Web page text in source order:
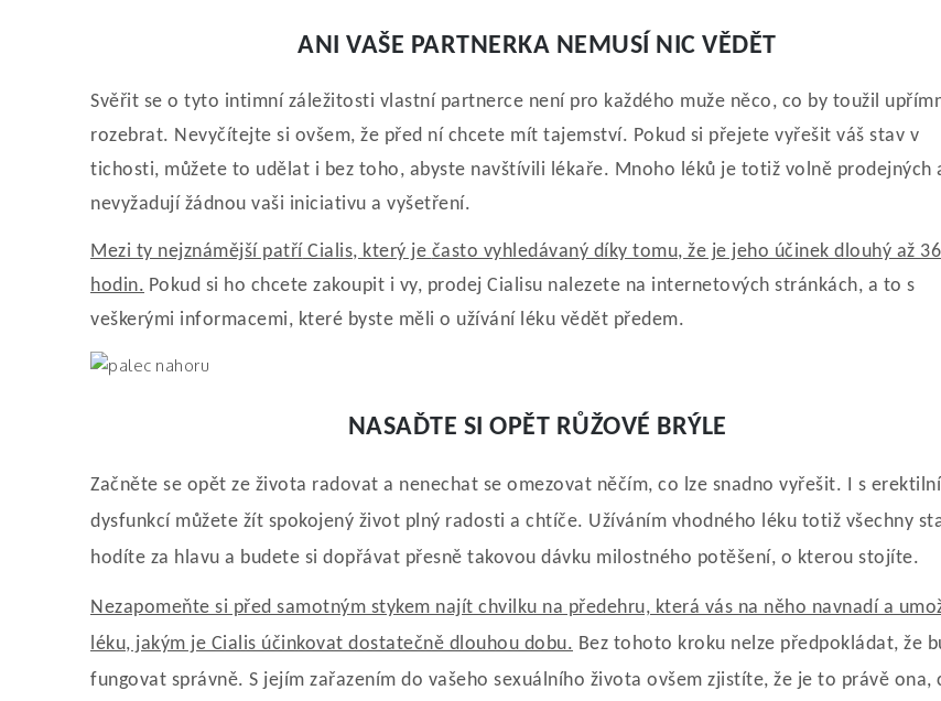
ANI VAŠE PARTNERKA NEMUSÍ NIC VĚDĚT
Svěřit se o tyto intimní záležitosti vlastní partnerce není pro každého muže něco, co by toužil
rozebrat. Nevyčítejte si ovšem, že před ní chcete mít tajemství. Pokud si přejete vyřešit váš stav v
tichosti, můžete to udělat i bez toho, abyste navštívili lékaře. Mnoho léků je totiž volně prodejných
nevyžadují žádnou vaši iniciativu a vyšetření.
Mezi ty nejznámější patří Cialis, který je často vyhledávaný díky tomu, že je jeho účinek dlouhý až 36
hodin. Pokud si ho chcete zakoupit i vy, prodej Cialisu nalezete na internetových stránkách, a to s
veškerými informacemi, které byste měli o užívání léku vědět předem.
NASAĎTE SI OPĚT RŮŽOVÉ BRÝLE
Začněte se opět ze života radovat a nenechat se omezovat něčím, co lze snadno vyřešit. I s erektilní
dysfunkcí můžete žít spokojený život plný radosti a chtíče. Užíváním vhodného léku totiž všechny
hodíte za hlavu a budete si dopřávat přesně takovou dávku milostného potěšení, o kterou stojíte.
Nezapomeňte si před samotným stykem najít chvilku na předehru, která vás na něho navnadí a
léku, jakým je Cialis účinkovat dostatečně dlouhou dobu. Bez tohoto kroku nelze předpokládat, že
fungovat správně. S jejím zařazením do vašeho sexuálního života ovšem zjistíte, že je to právě ona,